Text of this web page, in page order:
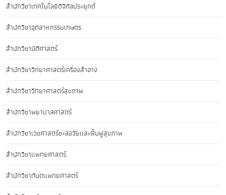
สำนักวิชาเทคโนโลยีดิจิทัลประยุกต์
สำนักวิชาอุตสาหกรรมเกษตร
สำนักวิชานิติศาสตร์
สำนักวิชาวิทยาศาสตร์เครื่องสำอาง
สำนักวิชาวิทยาศาสตร์สุขภาพ
สำนักวิชาพยาบาลศาสตร์
สำนักวิชาเวชศาสตร์ชะลอวัยและฟื้นฟูสุขภาพ
สำนักวิชาแพทยศาสตร์
สำนักวิชาทันตแพทยศาสตร์